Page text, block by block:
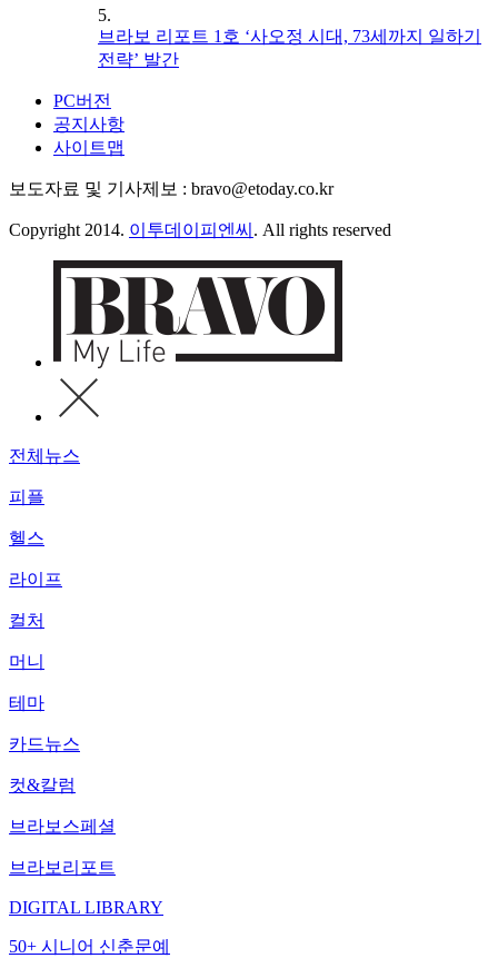
5.
브라보 리포트 1호 ‘사오정 시대, 73세까지 일하기
전략’ 발간
PC버전
공지사항
사이트맵
보도자료 및 기사제보 : bravo@etoday.co.kr
Copyright 2014. 이투데이피엔씨 . All rights reserved
전체뉴스
피플
헬스
라이프
컬처
머니
테마
카드뉴스
컷&칼럼
브라보스페셜
브라보리포트
DIGITAL LIBRARY
50+ 시니어 신춘문예